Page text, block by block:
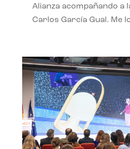
Alianza acompañando a
Carlos García Gual. Me